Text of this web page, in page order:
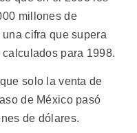
millones de
cifra que supera
para 1998.
solo la venta de
de México pasó
de dólares.